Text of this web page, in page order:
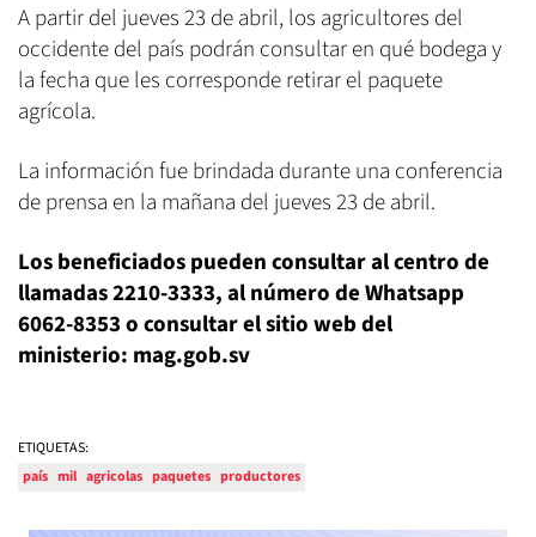
A partir del jueves 23 de abril, los agricultores del
occidente del país podrán consultar en qué bodega y
la fecha que les corresponde retirar el paquete
agrícola.
La información fue brindada durante una conferencia
de prensa en la mañana del jueves 23 de abril.
Los beneficiados pueden consultar al centro de
llamadas 2210-3333, al número de Whatsapp
6062-8353 o consultar el sitio web del
ministerio: mag.gob.sv
ETIQUETAS:
país mil agricolas paquetes productores